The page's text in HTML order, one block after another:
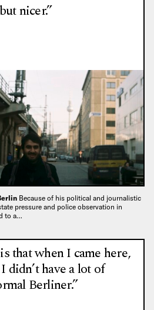
nicer.”
Because of his political and journalistic
pressure and police observation in
to a…
that when I came here,
didn’t have a lot of
Berliner.”